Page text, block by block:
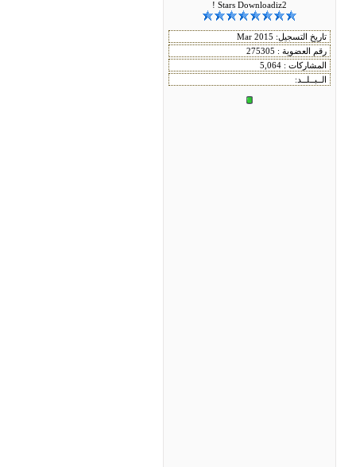
Stars Downloadiz2 !